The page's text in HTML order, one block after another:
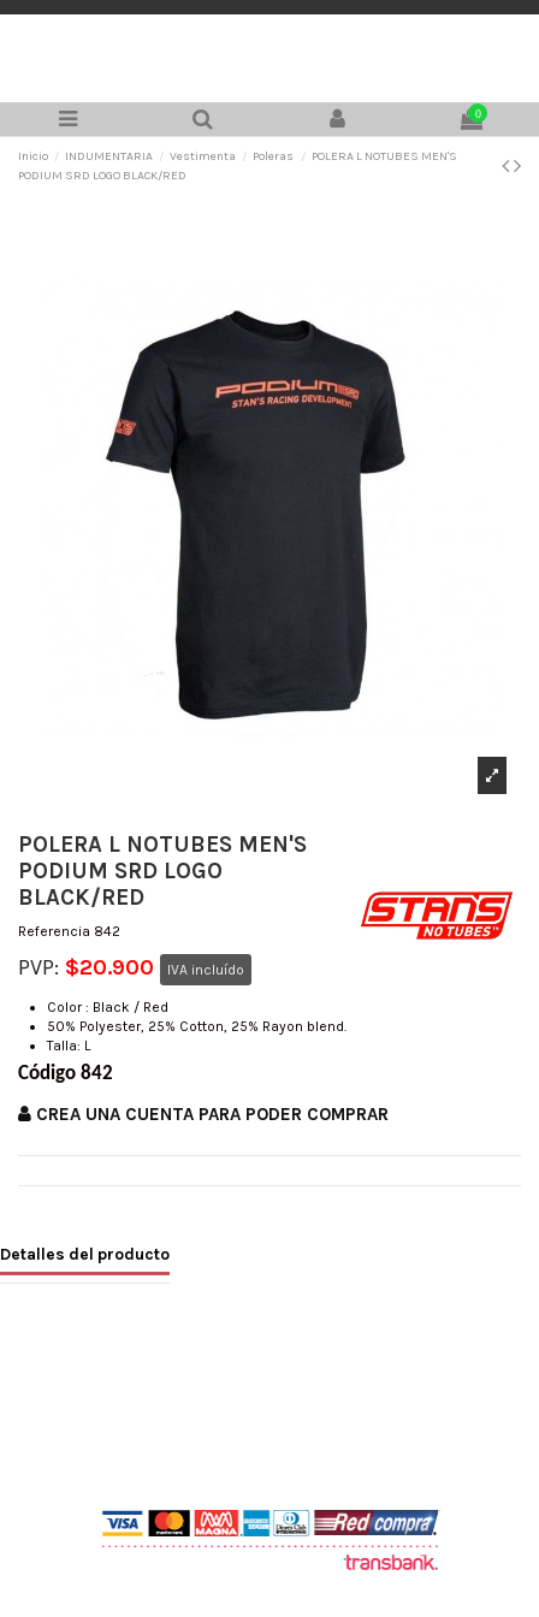
0
Inicio INDUMENTARIA Vestimenta Poleras
POLERA L NOTUBES MEN'S
PODIUM SRD LOGO BLACK/RED
POLERA L NOTUBES MEN'S
PODIUM SRD LOGO
BLACK/RED
Referencia 842
PVP: $20.900 IVA incluído
Color : Black / Red
50% Polyester, 25% Cotton, 25% Rayon blend.
Talla: L
Código 842
CREA UNA CUENTA PARA PODER COMPRAR
Detalles del producto